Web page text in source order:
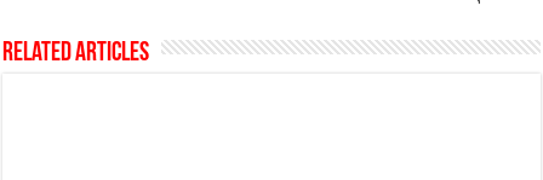
Related Articles